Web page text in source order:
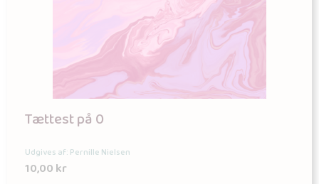
Tættest på 0
Udgives af: Pernille Nielsen
10,00kr